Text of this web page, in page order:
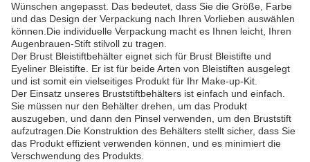
Wünschen angepasst. Das bedeutet, dass Sie die Größe, Farbe
und das Design der Verpackung nach Ihren Vorlieben auswählen
können.Die individuelle Verpackung macht es Ihnen leicht, Ihren
Augenbrauen-Stift stilvoll zu tragen.
Der Brust Bleistiftbehälter eignet sich für Brust Bleistifte und
Eyeliner Bleistifte. Er ist für beide Arten von Bleistiften ausgelegt
und ist somit ein vielseitiges Produkt für Ihr Make-up-Kit.
Der Einsatz unseres Bruststiftbehälters ist einfach und einfach.
Sie müssen nur den Behälter drehen, um das Produkt
auszugeben, und dann den Pinsel verwenden, um den Bruststift
aufzutragen.Die Konstruktion des Behälters stellt sicher, dass Sie
das Produkt effizient verwenden können, und es minimiert die
Verschwendung des Produkts.